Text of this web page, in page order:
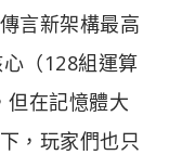
言新架構最高
（128組運算
在記憶體大
，玩家們也只